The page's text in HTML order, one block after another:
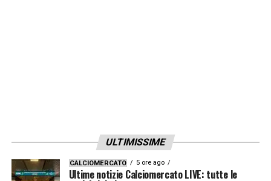
ULTIMISSIME
CALCIOMERCATO 5 ore ago
Ultime notizie Calciomercato LIVE: tutte le